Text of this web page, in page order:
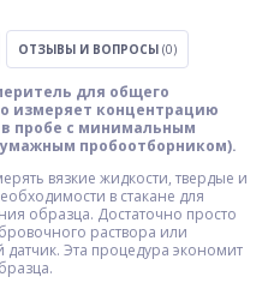
ОТЗЫВЫ И ВОПРОСЫ (0)
для общего
измеряет концентрацию
пробе с минимальным
пробоотборником).
вязкие жидкости, твердые и
в стакане для
образца. Достаточно просто
раствора или
Эта процедура экономит